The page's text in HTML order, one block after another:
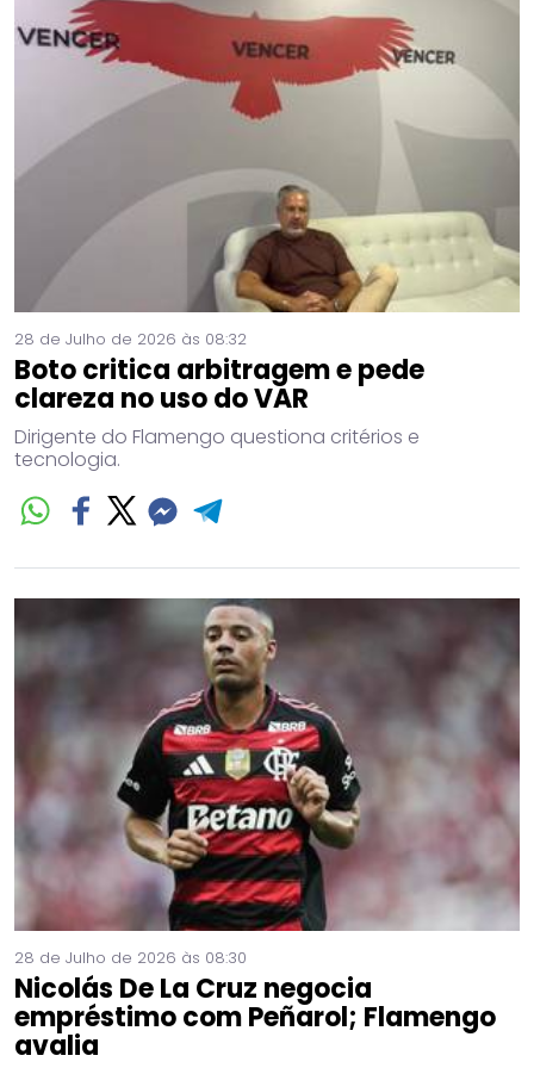
28 de Julho de 2026 às 08:32
Boto critica arbitragem e pede
clareza no uso do VAR
Dirigente do Flamengo questiona critérios e
tecnologia.
28 de Julho de 2026 às 08:30
Nicolás De La Cruz negocia
empréstimo com Peñarol; Flamengo
avalia